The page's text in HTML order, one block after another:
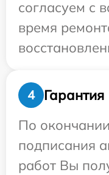
согласуем с
время
4
Гарантия
По
подписания
работ Вы